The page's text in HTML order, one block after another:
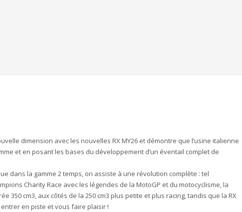
dimension avec les nouvelles RX MY26 et démontre que l’usine italienne
et en posant les bases du développement d’un éventail complet de
dans la gamme 2 temps, on assiste à une révolution complète : tel
Charity Race avec les légendes de la MotoGP et du motocyclisme, la
350 cm3, aux côtés de la 250 cm3 plus petite et plus racing, tandis que la RX
en piste et vous faire plaisir !